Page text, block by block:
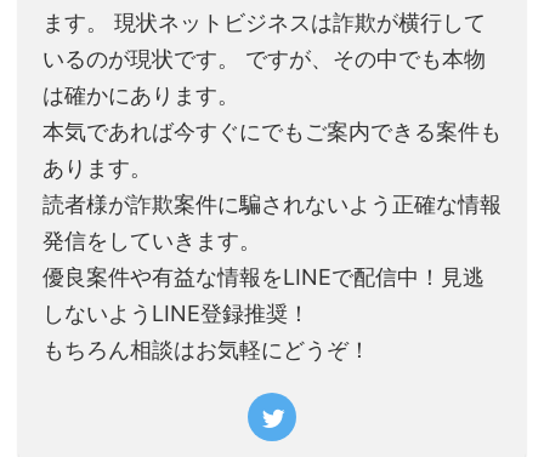
ます。 現状ネットビジネスは詐欺が横行して
いるのが現状です。 ですが、その中でも本物
は確かにあります。
本気であれば今すぐにでもご案内できる案件も
あります。
読者様が詐欺案件に騙されないよう正確な情報
発信をしていきます。
優良案件や有益な情報をLINEで配信中！見逃
しないようLINE登録推奨！
もちろん相談はお気軽にどうぞ！